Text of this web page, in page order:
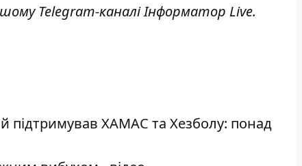
Telegram-каналіІнформатор Live.
підтримував ХАМАС та Хезболу: понад